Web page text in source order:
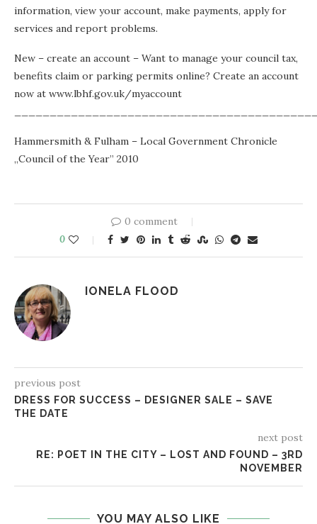
information, view your account, make payments, apply for
services and report problems.
New – create an account – Want to manage your council tax,
benefits claim or parking permits online? Create an account
now at www.lbhf.gov.uk/myaccount
Hammersmith & Fulham – Local Government Chronicle
„Council of the Year” 2010
0 comment
0
IONELA FLOOD
previous post
DRESS FOR SUCCESS – DESIGNER SALE – SAVE
THE DATE
next post
RE: POET IN THE CITY – LOST AND FOUND – 3RD
NOVEMBER
YOU MAY ALSO LIKE